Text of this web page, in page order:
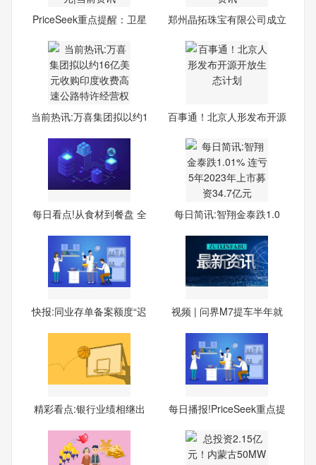
PriceSeek重点提醒：卫星
郑州晶拓珠宝有限公司成立
当前热讯:万喜集团拟以约1
百事通！北京人形发布开源
每日看点!从食材到餐盘 全
每日简讯:智翔金泰跌1.0
快报:同业存单备案额度“迟 视频 | 问界M7提车半年就
精彩看点:银行业绩相继出
每日播报!PriceSeek重点提